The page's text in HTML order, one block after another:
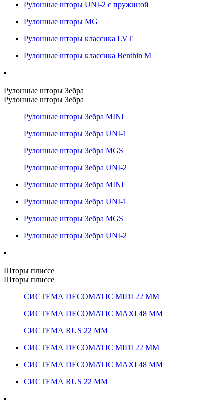
Рулонные шторы UNI-2 с пружиной
Рулонные шторы MG
Рулонные шторы классика LVT
Рулонные шторы классика Benthin M
Рулонные шторы Зебра
Рулонные шторы Зебра
Рулонные шторы Зебра MINI
Рулонные шторы Зебра UNI-1
Рулонные шторы Зебра MGS
Рулонные шторы Зебра UNI-2
Рулонные шторы Зебра MINI
Рулонные шторы Зебра UNI-1
Рулонные шторы Зебра MGS
Рулонные шторы Зебра UNI-2
Шторы плиссе
Шторы плиссе
СИСТЕМА DECOMATIC MIDI 22 ММ
СИСТЕМА DECOMATIC MAXI 48 ММ
СИСТЕМА RUS 22 ММ
СИСТЕМА DECOMATIC MIDI 22 ММ
СИСТЕМА DECOMATIC MAXI 48 ММ
СИСТЕМА RUS 22 ММ